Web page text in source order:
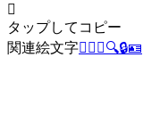
🫆
タップしてコピー
関連絵文字🕵️‍♂️ 🧬🔍🔒🪪